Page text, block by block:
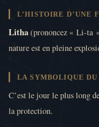
L’HISTOIRE D’UNE
Litha(prononcez « Li-ta
nature est en pleine
LA SYMBOLIQUE
C’est le jour le plus long
la protection.